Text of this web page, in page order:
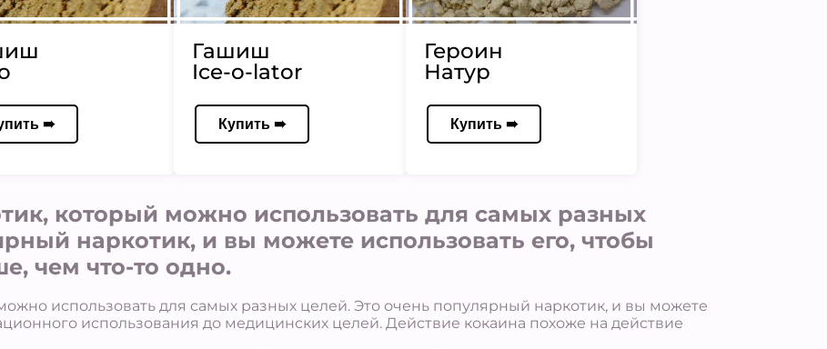
➠
Гашиш
Ice-o-lator
Купить ➠
Героин
Натур
Купить ➠
который можно использовать для самых разных
наркотик, и вы можете использовать его, чтобы
чем что-то одно.
использовать для самых разных целей. Это очень популярный наркотик, и вы можете
использования до медицинских целей. Действие кокаина похоже на действие